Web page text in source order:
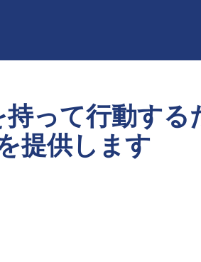
って行動する
提供します